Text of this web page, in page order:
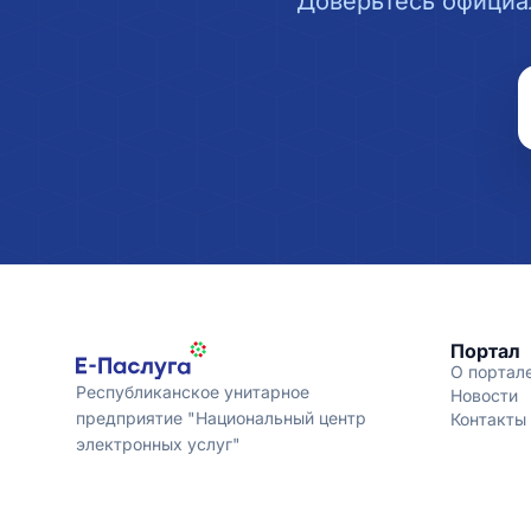
Республиканское унитарное
предприятие "Национальный центр
электронных услуг"
Портал
О
Новости
Контакты